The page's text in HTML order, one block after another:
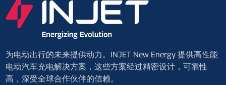
为电动出行的未来提供动力。INJET New Energy 提供高性能
电动汽车充电解决方案，这些方案经过精密设计，可靠性
高，深受全球合作伙伴的信赖。